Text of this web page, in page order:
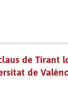
de Tirant
de